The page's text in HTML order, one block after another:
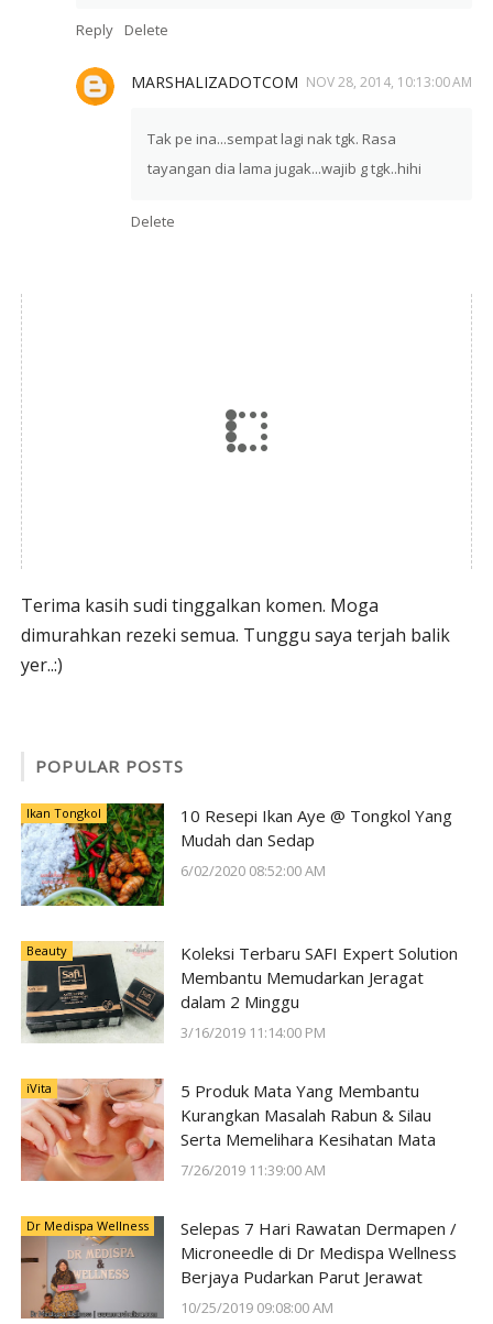
Reply Delete
MARSHALIZADOTCOM NOV 28, 2014, 10:13:00 AM
Tak pe ina...sempat lagi nak tgk. Rasa
tayangan dia lama jugak...wajib g tgk..hihi
Delete
Terima kasih sudi tinggalkan komen. Moga
dimurahkan rezeki semua. Tunggu saya terjah balik
yer..:)
POPULAR POSTS
Ikan Tongkol
10 Resepi Ikan Aye @ Tongkol Yang
Mudah dan Sedap
6/02/2020 08:52:00 AM
Beauty
Koleksi Terbaru SAFI Expert Solution
Membantu Memudarkan Jeragat
dalam 2 Minggu
3/16/2019 11:14:00 PM
iVita
5 Produk Mata Yang Membantu
Kurangkan Masalah Rabun & Silau
Serta Memelihara Kesihatan Mata
7/26/2019 11:39:00 AM
Dr Medispa Wellness
Selepas 7 Hari Rawatan Dermapen /
Microneedle di Dr Medispa Wellness
Berjaya Pudarkan Parut Jerawat
10/25/2019 09:08:00 AM